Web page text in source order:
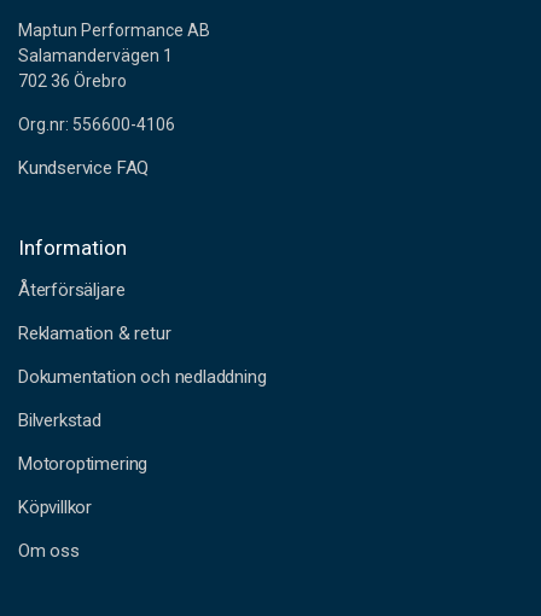
Maptun Performance AB
Salamandervägen 1
702 36 Örebro
Org.nr: 556600-4106
Kundservice FAQ
Information
Återförsäljare
Reklamation & retur
Dokumentation och nedladdning
Bilverkstad
Motoroptimering
Köpvillkor
Om oss